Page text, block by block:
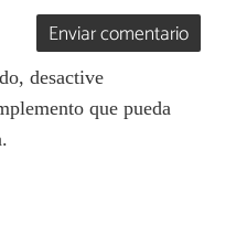
Enviar comentario
desactive
que pueda